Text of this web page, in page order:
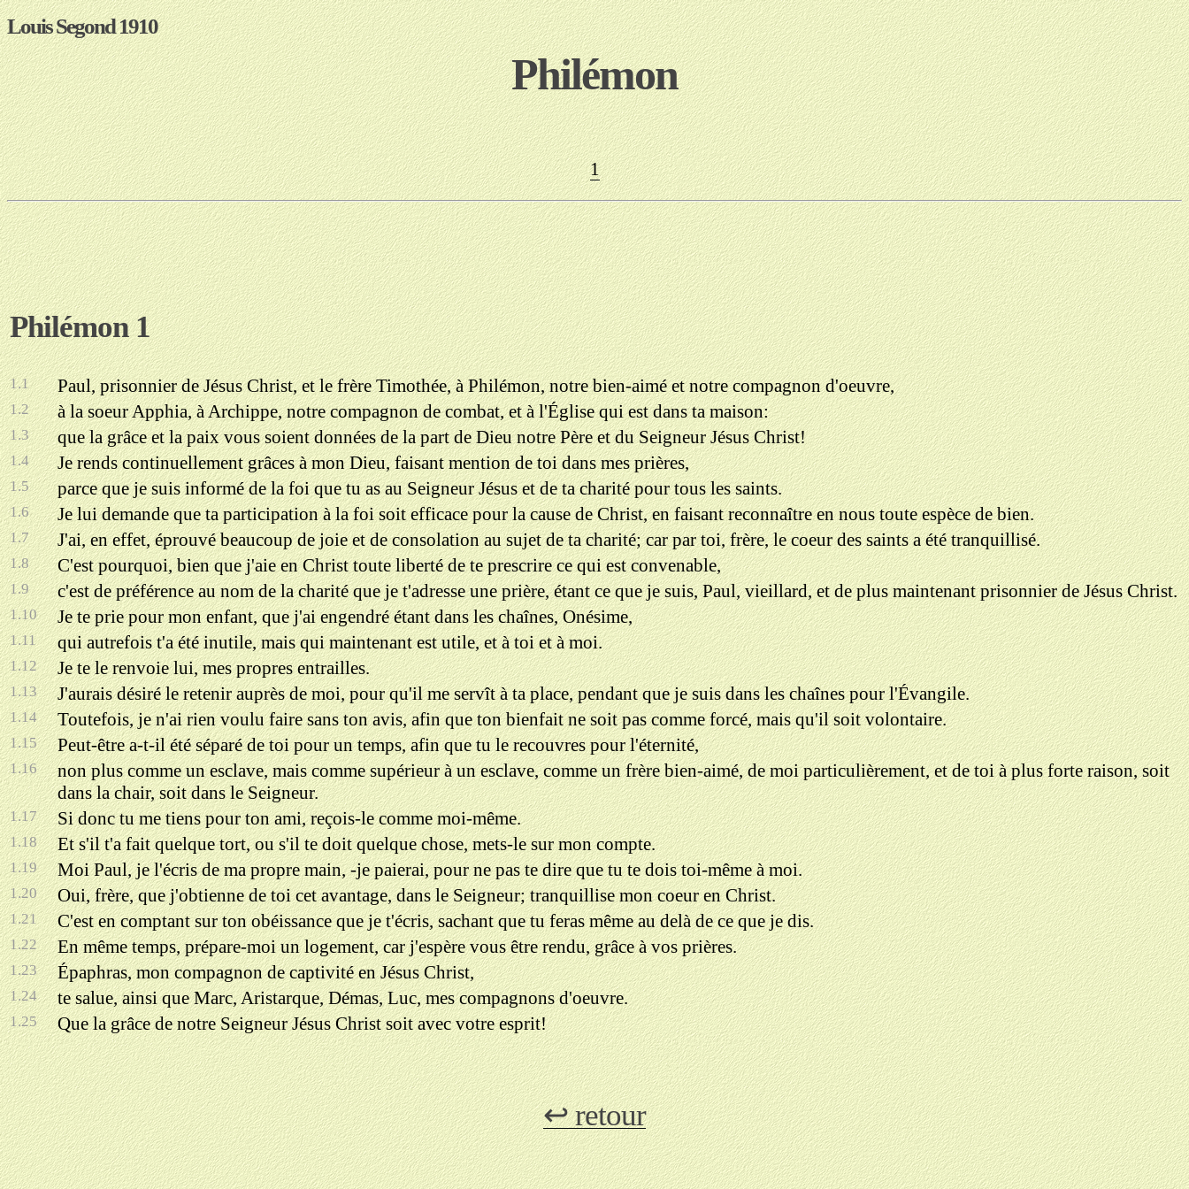
Louis Segond 1910
Philémon
1
Philémon 1
1.1 Paul, prisonnier de Jésus Christ, et le frère Timothée, à Philémon, notre bien-aimé et notre compagnon d'oeuvre,
1.2 à la soeur Apphia, à Archippe, notre compagnon de combat, et à l'Église qui est dans ta maison:
1.3 que la grâce et la paix vous soient données de la part de Dieu notre Père et du Seigneur Jésus Christ!
1.4 Je rends continuellement grâces à mon Dieu, faisant mention de toi dans mes prières,
1.5 parce que je suis informé de la foi que tu as au Seigneur Jésus et de ta charité pour tous les saints.
1.6 Je lui demande que ta participation à la foi soit efficace pour la cause de Christ, en faisant reconnaître en nous toute espèce de bien.
1.7 J'ai, en effet, éprouvé beaucoup de joie et de consolation au sujet de ta charité; car par toi, frère, le coeur des saints a été tranquillisé.
1.8 C'est pourquoi, bien que j'aie en Christ toute liberté de te prescrire ce qui est convenable,
1.9 c'est de préférence au nom de la charité que je t'adresse une prière, étant ce que je suis, Paul, vieillard, et de plus maintenant prisonnier de Jésus Christ.
1.10 Je te prie pour mon enfant, que j'ai engendré étant dans les chaînes, Onésime,
1.11 qui autrefois t'a été inutile, mais qui maintenant est utile, et à toi et à moi.
1.12 Je te le renvoie lui, mes propres entrailles.
1.13 J'aurais désiré le retenir auprès de moi, pour qu'il me servît à ta place, pendant que je suis dans les chaînes pour l'Évangile.
1.14 Toutefois, je n'ai rien voulu faire sans ton avis, afin que ton bienfait ne soit pas comme forcé, mais qu'il soit volontaire.
1.15 Peut-être a-t-il été séparé de toi pour un temps, afin que tu le recouvres pour l'éternité,
1.16
non plus comme un esclave, mais comme supérieur à un esclave, comme un frère bien-aimé, de moi particulièrement, et de toi à plus forte raison, soit
dans la chair, soit dans le Seigneur.
1.17 Si donc tu me tiens pour ton ami, reçois-le comme moi-même.
1.18 Et s'il t'a fait quelque tort, ou s'il te doit quelque chose, mets-le sur mon compte.
1.19 Moi Paul, je l'écris de ma propre main, -je paierai, pour ne pas te dire que tu te dois toi-même à moi.
1.20 Oui, frère, que j'obtienne de toi cet avantage, dans le Seigneur; tranquillise mon coeur en Christ.
1.21 C'est en comptant sur ton obéissance que je t'écris, sachant que tu feras même au delà de ce que je dis.
1.22 En même temps, prépare-moi un logement, car j'espère vous être rendu, grâce à vos prières.
1.23 Épaphras, mon compagnon de captivité en Jésus Christ,
1.24 te salue, ainsi que Marc, Aristarque, Démas, Luc, mes compagnons d'oeuvre.
1.25 Que la grâce de notre Seigneur Jésus Christ soit avec votre esprit!
↩ retour